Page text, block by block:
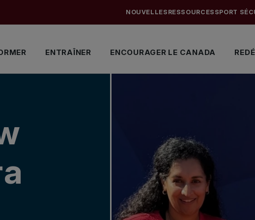
ENTRAÎNER ENCOURAGER LE CANADA
NOUVELLES RESSOURCES SPORT